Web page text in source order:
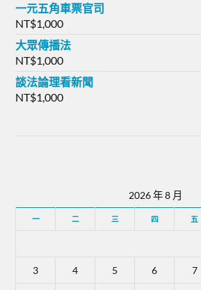
一元五角車票官司
NT$1,000
大眾傳播法
NT$1,000
談法論理看新聞
NT$1,000
2026 年 8 月
一 二 三 四 五
3 4 5 6 7